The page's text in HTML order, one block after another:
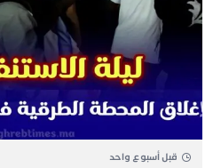
قبل أسبوع واحد